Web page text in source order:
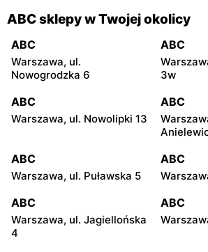
ABC sklepy w Twojej okolicy
ABC
Warszawa, ul.
Nowogrodzka 6
ABC
3w
ABC
Warszawa, ul. Nowolipki 13
ABC
ABC
Warszawa, ul. Puławska 5
ABC
ABC
Warszawa, ul. Jagiellońska
4
ABC